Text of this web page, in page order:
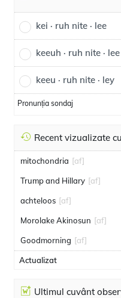
kei · ruh nite · lee
keeuh · ruh nite · lee
keeu · ruh nite · ley
Pronunția sondaj
Recent vizualizate
mitochondria [af]
Trump and Hillary [af]
achteloos [af]
Morolake Akinosun [af]
Goodmorning [af]
Actualizat
Ultimul cuvânt